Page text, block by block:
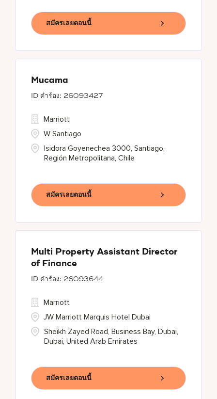
สมัครเลยตอนนี้
Mucama
26093427
Isidora Goyenechea 3000, Santiago,
Región Metropolitana, Chile
Marriott
W Santiago
สมัครเลยตอนนี้
Multi Property Assistant Director
of Finance
26093644
Sheikh Zayed Road, Business Bay, Dubai,
Dubai, United Arab Emirates
Marriott
JW Marriott Marquis Hotel Dubai
สมัครเลยตอนนี้